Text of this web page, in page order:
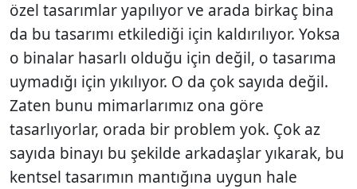
özel tasarımlar yapılıyor ve arada birkaç bina
da bu tasarımı etkilediği için kaldırılıyor. Yoksa
o binalar hasarlı olduğu için değil, o tasarıma
uymadığı için yıkılıyor. O da çok sayıda değil.
Zaten bunu mimarlarımız ona göre
tasarlıyorlar, orada bir problem yok. Çok az
sayıda binayı bu şekilde arkadaşlar yıkarak, bu
kentsel tasarımın mantığına uygun hale